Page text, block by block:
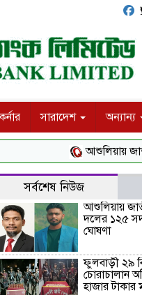
সারাদেশ অন্যান্য
আশুলিয়ায়
সর্বশেষ নিউজ
আশুলিয়ায়
দলের ১২৫
ঘোষণা
ফুলবাড়ী ২৯
চোরাচালান
হাজার